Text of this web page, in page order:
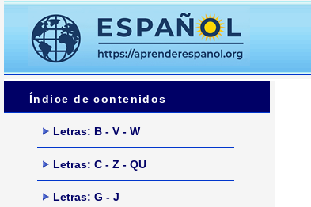
Índice de contenidos
Letras: B - V - W
Letras: C - Z - QU
Letras: G - J